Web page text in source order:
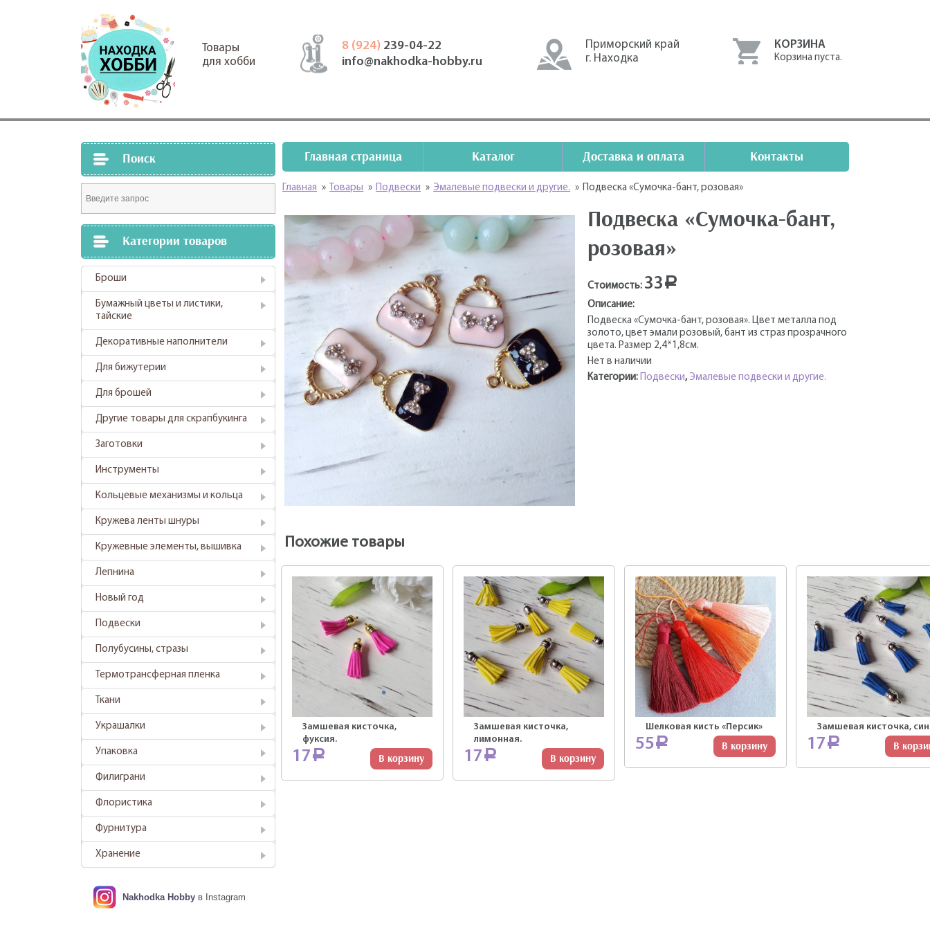
Товары
для хобби
8 (924) 239-04-22
info@nakhodka-hobby.ru
Приморский край
г. Находка
КОРЗИНА
Корзина пуста.
Поиск
Категории товаров
Броши
Бумажный цветы и листики,
тайские
Декоративные наполнители
Для бижутерии
Для брошей
Другие товары для скрапбукинга
Заготовки
Инструменты
Кольцевые механизмы и кольца
Кружева ленты шнуры
Кружевные элементы, вышивка
Лепнина
Новый год
Подвески
Полубусины, стразы
Термотрансферная пленка
Ткани
Украшалки
Упаковка
Филиграни
Флористика
Фурнитура
Хранение
Nakhodka Hobby в Instagram
Главная страница Каталог Доставка и оплата Контакты
Главная » Товары » Подвески » Эмалевые подвески и другие. » Подвеска «Сумочка-бант, розовая»
Подвеска «Сумочка-бант,
розовая»
Стоимость: 33 Р
Описание:
Подвеска «Сумочка-бант, розовая». Цвет металла под
золото, цвет эмали розовый, бант из страз прозрачного
цвета. Размер 2,4*1,8см.
Нет в наличии
Категории:Подвески, Эмалевые подвески и другие.
Похожие товары
Замшевая кисточка,
фуксия.
17 Р В корзину
Замшевая кисточка,
лимонная.
17 Р В корзину
Шелковая кисть «Персик»
55Р В корзину
Замшевая кисточка,
17 Р В